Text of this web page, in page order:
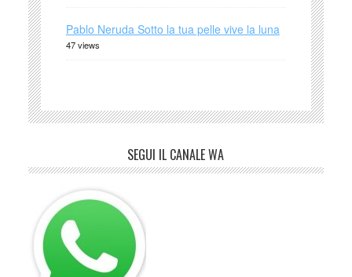
Pablo Neruda Sotto la tua pelle vive la luna
47 views
SEGUI IL CANALE WA